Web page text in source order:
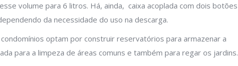
volume para 6 litros. Há, ainda, caixa acoplada com dois botões
da necessidade do uso na descarga.
condomínios optam por construir reservatórios para armazenar a
para a limpeza de áreas comuns e também para regar os jardins.